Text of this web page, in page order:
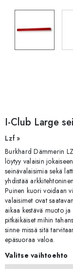
I-Club Large
Lzf »
Burkhard Dämmerin
löytyy valaisin
seinävalaisimia sekä
yhdistää
Puinen kuori voidaan
valaisimet ovat
aikaa kestävä muoto
pitkäikäiset mihin
sinne missä sitä
epäsuoraa valoa.
Valitse vaihtoehto